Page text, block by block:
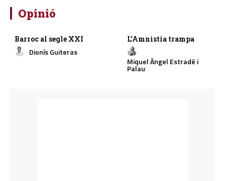
Opinió
Barroc al segle XXI
Dionís Guiteras
L’Amnistia trampa
Miquel Àngel Estradé i
Palau